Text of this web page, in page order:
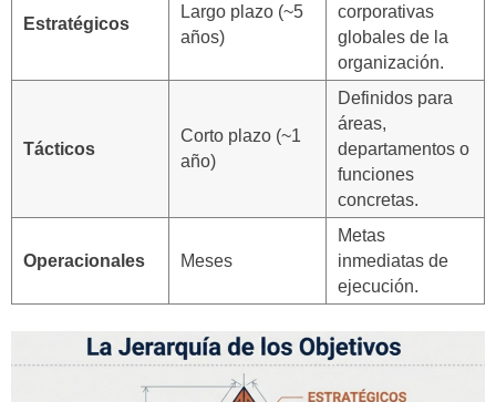
Estratégicos
Largo plazo (~5
años)
corporativas
globales de la
organización.
Tácticos
Corto plazo (~1
año)
Definidos para
áreas,
departamentos o
funciones
concretas.
Operacionales Meses
Metas
inmediatas de
ejecución.